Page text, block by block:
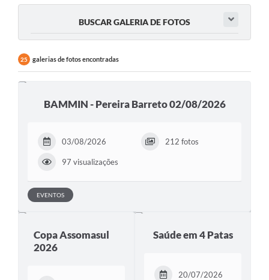
Notícias
Diário Oficial
Galeria de Fotos
Divida Ativa
PROCON
Plano de Capacitação
Cadeia Integrada de Valor
BUSCAR GALERIA DE FOTOS
25 galerias de fotos encontradas
BAMMIN - Pereira Barreto 02/08/2026
03/08/2026 212 fotos
97 visualizações
EVENTOS
Copa Assomasul
2026
Saúde em 4 Patas
20/07/2026